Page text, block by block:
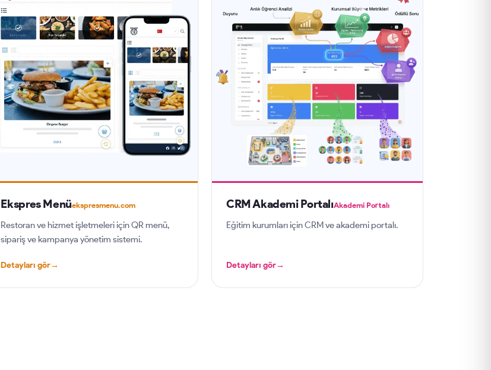
Ekspres Menüekspresmenu.com
Restoran ve hizmet işletmeleri için QR menü,
sipariş ve kampanya yönetim sistemi.
Detayları gör→
CRM Akademi PortalıAkademi Portalı
Eğitim kurumları için CRM ve akademi portalı.
Detayları gör→